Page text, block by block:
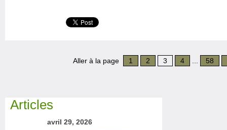
Aller à la page 1 2 3 4 58
Articles
avril 29, 2026